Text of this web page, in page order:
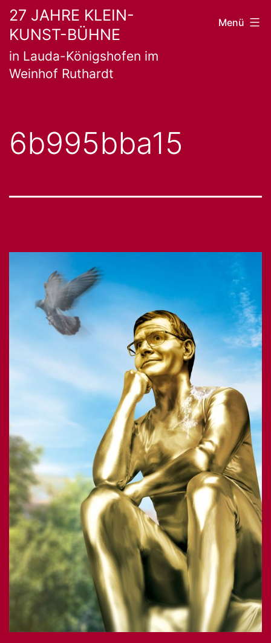
Zum
Inhalt
springen
27 JAHRE KLEIN-
KUNST-BÜHNE
in Lauda-Königshofen im
Weinhof Ruthardt
Menü
6b995bba15